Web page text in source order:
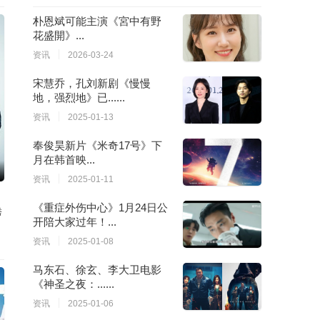
朴恩斌可能主演《宮中有野
花盛開》...
资讯 2026-03-24
宋慧乔，孔刘新剧《慢慢
地，强烈地》已......
资讯 2025-01-13
奉俊昊新片《米奇17号》下
月在韩首映...
资讯 2025-01-11
《重症外伤中心》1月24日公
开陪大家过年！...
资讯 2025-01-08
马东石、徐玄、李大卫电影
《神圣之夜：......
资讯 2025-01-06